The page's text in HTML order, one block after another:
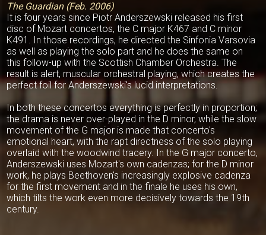
The Guardian (Feb. 2006)
It is four years since Piotr Anderszewski released his first
disc of Mozart concertos, the C major K467 and C minor
K491. In those recordings, he directed the Sinfonia Varsovia
as well as playing the solo part and he does the same on
this follow-up with the Scottish Chamber Orchestra. The
result is alert, muscular orchestral playing, which creates the
perfect foil for Anderszewski's lucid interpretations.
In both these concertos everything is perfectly in proportion;
the drama is never over-played in the D minor, while the slow
movement of the G major is made that concerto's
emotional heart, with the rapt directness of the solo playing
overlaid with the woodwind tracery. In the G major concerto,
Anderszewski uses Mozart's own cadenzas; for the D minor
work, he plays Beethoven's increasingly explosive cadenza
for the first movement and in the finale he uses his own,
which tilts the work even more decisively towards the 19th
century.